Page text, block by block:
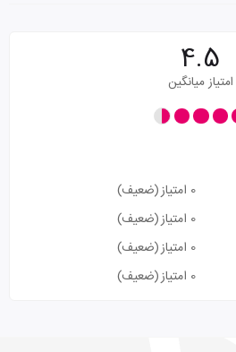
4.5
امتیاز میانگین
0 امتیاز
(ضعیف)
0 امتیاز
(ضعیف)
0 امتیاز
(ضعیف)
0 امتیاز (ضعیف)